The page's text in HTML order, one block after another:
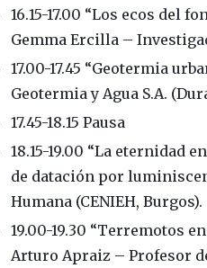
16.15-17.00 “Los ecos del
Gemma Ercilla –
17.00-17.45 “Geotermia
Geotermia y Agua S.A.
17.45-18.15 Pausa
18.15-19.00 “La eternidad
de datación por
Humana (CENIEH, Burgos).
19.00-19.30 “Terremotos
Arturo Apraiz – Profesor